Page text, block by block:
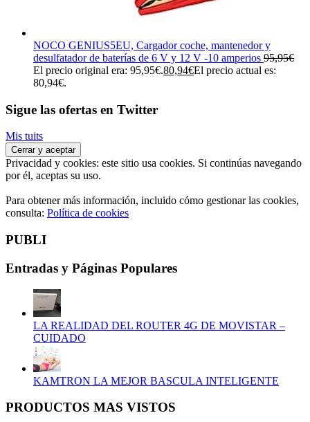
NOCO GENIUS5EU, Cargador coche, mantenedor y
desulfatador de baterías de 6 V y 12 V -10 amperios 95,95€
El precio original era: 95,95€.80,94€El precio actual es:
80,94€.
Sigue las ofertas en Twitter
Mis tuits
Privacidad y cookies: este sitio usa cookies. Si continúas navegando
por él, aceptas su uso.
Para obtener más información, incluido cómo gestionar las cookies,
consulta: Política de cookies
PUBLI
Entradas y Páginas Populares
LA REALIDAD DEL ROUTER 4G DE MOVISTAR –
CUIDADO
KAMTRON LA MEJOR BASCULA INTELIGENTE
PRODUCTOS MAS VISTOS